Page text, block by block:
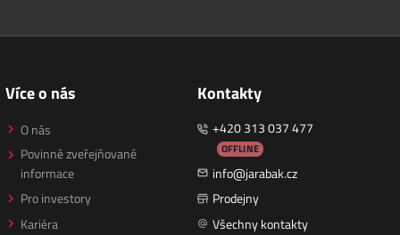
Více o nás
O nás
Povinně zveřejňované
informace
Pro investory
Kariéra
Kontakty
+420 313 037 477
OFFLINE
info@jarabak.cz
Prodejny
Všechny kontakty